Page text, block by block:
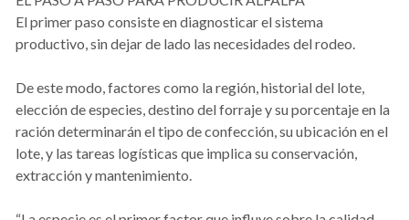
El primer paso consiste en diagnosticar el sistema
productivo, sin dejar de lado las necesidades del rodeo.
De este modo, factores como la región, historial del lote,
elección de especies, destino del forraje y su porcentaje en la
ración determinarán el tipo de confección, su ubicación en el
lote, y las tareas logísticas que implica su conservación,
extracción y mantenimiento.